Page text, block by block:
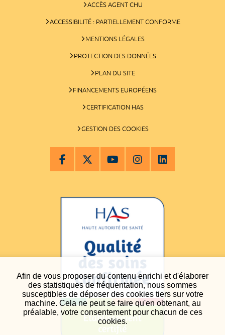
Afin de vous proposer du contenu enrichi et d'élaborer
des statistiques de fréquentation, nous sommes
susceptibles de déposer des cookies tiers sur votre
machine. Cela ne peut se faire qu'en obtenant, au
préalable, votre consentement pour chacun de ces
cookies.
ACCÈS AGENT CHU
ACCESSIBILITÉ : PARTIELLEMENT CONFORME
MENTIONS LÉGALES
PROTECTION DES DONNÉES
PLAN DU SITE
FINANCEMENTS EUROPÉENS
CERTIFICATION HAS
GESTION DES COOKIES